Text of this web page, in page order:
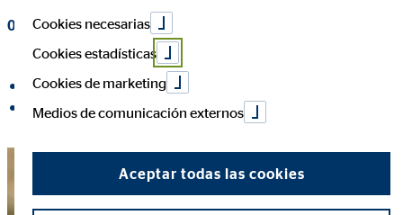
02 de noviembre de 2023
compartir en Facebook
compartir en LinkedIn
Cookies necesarias
Cookies estadísticas
Cookies de marketing
Medios de comunicación externos
Aceptar todas las cookies